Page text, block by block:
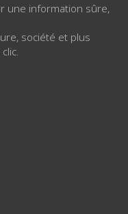
une information sûre,
société et plus